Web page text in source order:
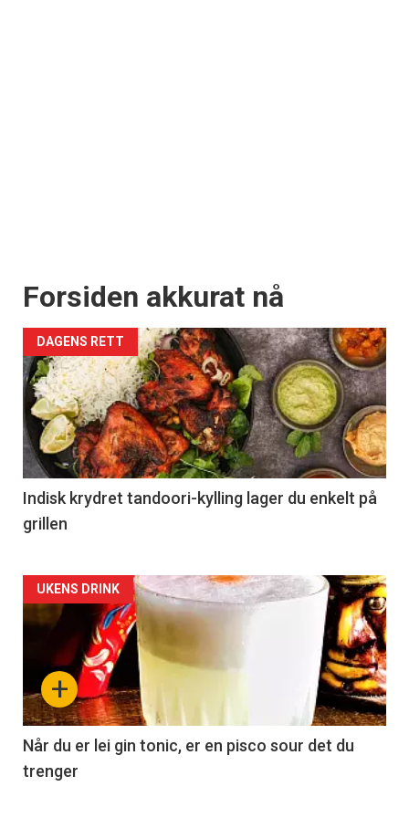
Forsiden akkurat nå
DAGENS RETT
Indisk krydret tandoori-kylling lager du enkelt på
grillen
Forsiden
akkurat
nå
-
2
+
UKENS DRINK
Når du er lei gin tonic, er en pisco sour det du
trenger